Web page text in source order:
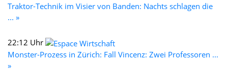
Traktor-Technik im Visier von Banden: Nachts schlagen die
... »
22:12 Uhr
Monster-Prozess in Zürich: Fall Vincenz: Zwei Professoren ...
»